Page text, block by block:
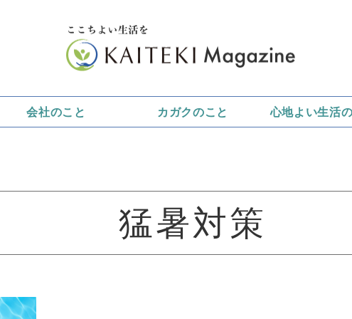
会社のこと カガクのこと 心地よい生活
猛暑対策